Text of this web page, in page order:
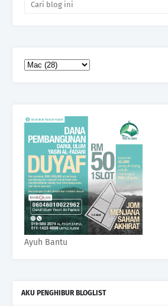
Ayuh Bantu
AKU PENGHIBUR BLOGLIST